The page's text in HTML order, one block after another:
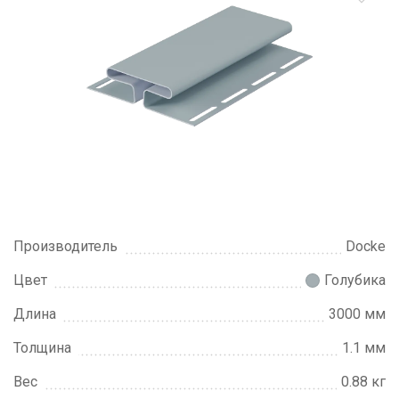
Производитель
Docke
Цвет
Голубика
Длина
3000 мм
Толщина
1.1 мм
Вес
0.88 кг